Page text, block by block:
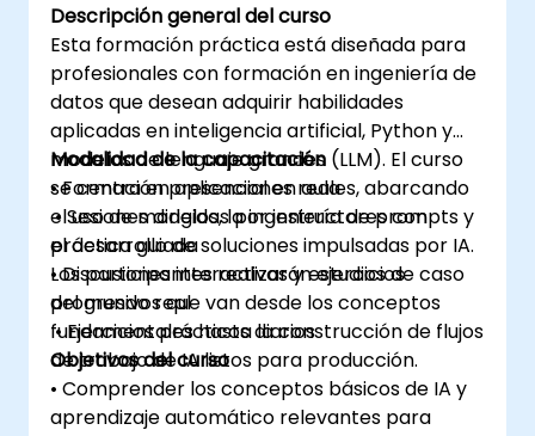
Descripción general del curso
Esta formación práctica está diseñada para
profesionales con formación en ingeniería de
datos que desean adquirir habilidades
aplicadas en inteligencia artificial, Python y
modelos de lenguaje grandes (LLM). El curso
se centra en aplicaciones reales, abarcando
el uso de modelos, la ingeniería de prompts y
el desarrollo de soluciones impulsadas por IA.
Los participantes realizarán ejercicios
progresivos que van desde los conceptos
fundamentales hasta la construcción de flujos
de trabajo de IA listos para producción.
Modalidad de la capacitación
• Formación presencial en aula
• Sesiones dirigidas por instructores con
práctica guiada
• Discusiones interactivas y estudios de caso
del mundo real
• Ejercicios prácticos diarios
Objetivos del curso
• Comprender los conceptos básicos de IA y
aprendizaje automático relevantes para